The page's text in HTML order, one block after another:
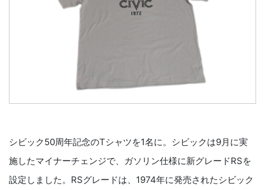
シビック50周年記念のTシャツを1名に。シビックは9月に実
施したマイナーチェンジで、ガソリン仕様に新グレードRSを
設定しました。RSグレードは、1974年に発売されたシビック